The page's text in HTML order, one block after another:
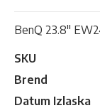
gallery
BenQ 23.8"
SKU
Brend
Datum Izlaska